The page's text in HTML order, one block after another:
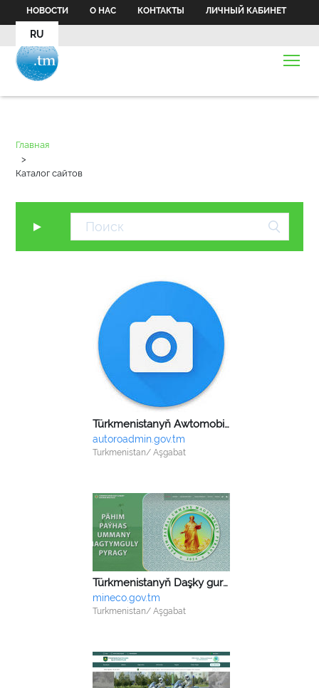
НОВОСТИ О НАС КОНТАКТЫ ЛИЧНЫЙ КАБИНЕТ
RU
Главная
>
Каталог сайтов
▼
Türkmenistanyň Awtomobil ýollary ministrligi
autoroadmin.gov.tm
Turkmenistan/ Aşgabat
Türkmenistanyň Daşky gurşawy goramak ministrligi
mineco.gov.tm
Turkmenistan/ Aşgabat